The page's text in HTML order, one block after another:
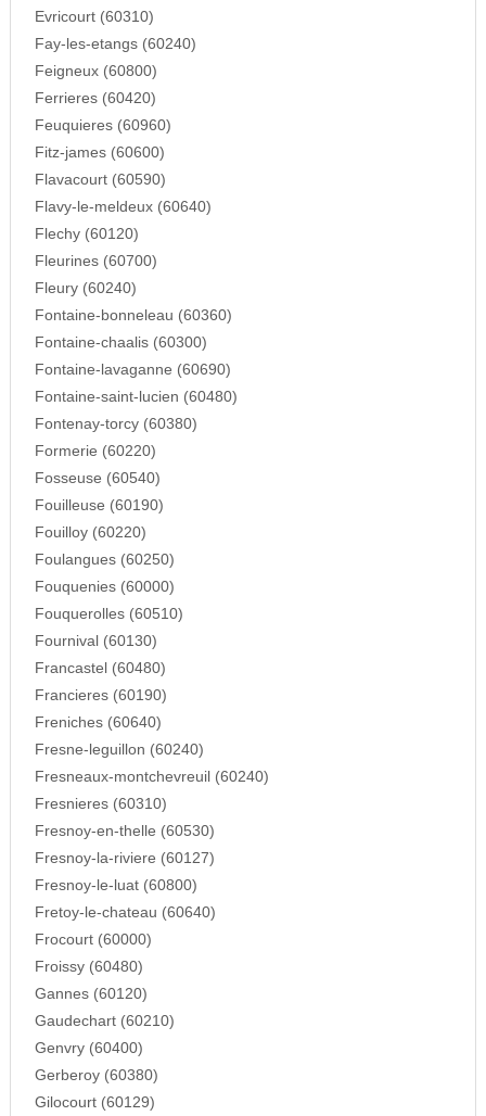
Evricourt (60310)
Fay-les-etangs (60240)
Feigneux (60800)
Ferrieres (60420)
Feuquieres (60960)
Fitz-james (60600)
Flavacourt (60590)
Flavy-le-meldeux (60640)
Flechy (60120)
Fleurines (60700)
Fleury (60240)
Fontaine-bonneleau (60360)
Fontaine-chaalis (60300)
Fontaine-lavaganne (60690)
Fontaine-saint-lucien (60480)
Fontenay-torcy (60380)
Formerie (60220)
Fosseuse (60540)
Fouilleuse (60190)
Fouilloy (60220)
Foulangues (60250)
Fouquenies (60000)
Fouquerolles (60510)
Fournival (60130)
Francastel (60480)
Francieres (60190)
Freniches (60640)
Fresne-leguillon (60240)
Fresneaux-montchevreuil (60240)
Fresnieres (60310)
Fresnoy-en-thelle (60530)
Fresnoy-la-riviere (60127)
Fresnoy-le-luat (60800)
Fretoy-le-chateau (60640)
Frocourt (60000)
Froissy (60480)
Gannes (60120)
Gaudechart (60210)
Genvry (60400)
Gerberoy (60380)
Gilocourt (60129)